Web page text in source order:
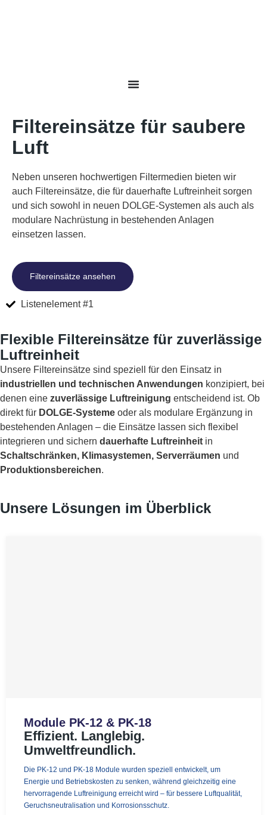
Filtereinsätze für saubere
Luft
Neben unseren hochwertigen Filtermedien bieten wir
auch Filtereinsätze, die für dauerhafte Luftreinheit sorgen
und sich sowohl in neuen DOLGE-Systemen als auch als
modulare Nachrüstung in bestehenden Anlagen
einsetzen lassen.
Filtereinsätze ansehen
Listenelement #1
Flexible Filtereinsätze für zuverlässige
Luftreinheit
Unsere Filtereinsätze sind speziell für den Einsatz in
industriellen und technischen Anwendungen konzipiert, bei
denen eine zuverlässige Luftreinigung entscheidend ist. Ob
direkt für DOLGE-Systeme oder als modulare Ergänzung in
bestehenden Anlagen – die Einsätze lassen sich flexibel
integrieren und sichern dauerhafte Luftreinheit in
Schaltschränken, Klimasystemen, Serverräumen und
Produktionsbereichen.
Unsere Lösungen im Überblick
Module PK-12 & PK-18
Effizient. Langlebig.
Umweltfreundlich.
Die PK-12 und PK-18 Module wurden speziell entwickelt, um
Energie und Betriebskosten zu senken, während gleichzeitig eine
hervorragende Luftreinigung erreicht wird – für bessere Luftqualität,
Geruchsneutralisation und Korrosionsschutz.